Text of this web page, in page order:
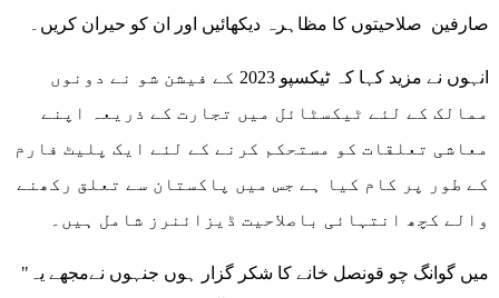
صارفین صلاحیتوں کا مظاہرہ دیکھائیں اور ان کو حیران کریں۔
انہوں نے مزید کہا کہ ٹیکسپو 2023 کے فیشن شو نے دونوں
ممالک کے لئے ٹیکسٹائل میں تجارت کے ذریعہ اپنے
معاشی تعلقات کو مستحکم کرنے کے لئے ایک پلیٹ فارم
کے طور پر کام کیا ہے جس میں پاکستان سے تعلق رکھنے
والے کچھ انتہائی باصلاحیت ڈیزائنرز شامل ہیں۔
"میں گوانگ چو قونصل خانے کا شکر گزار ہوں جنہوں نےمجھے یہ